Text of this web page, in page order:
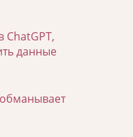
ChatGPT,
данные